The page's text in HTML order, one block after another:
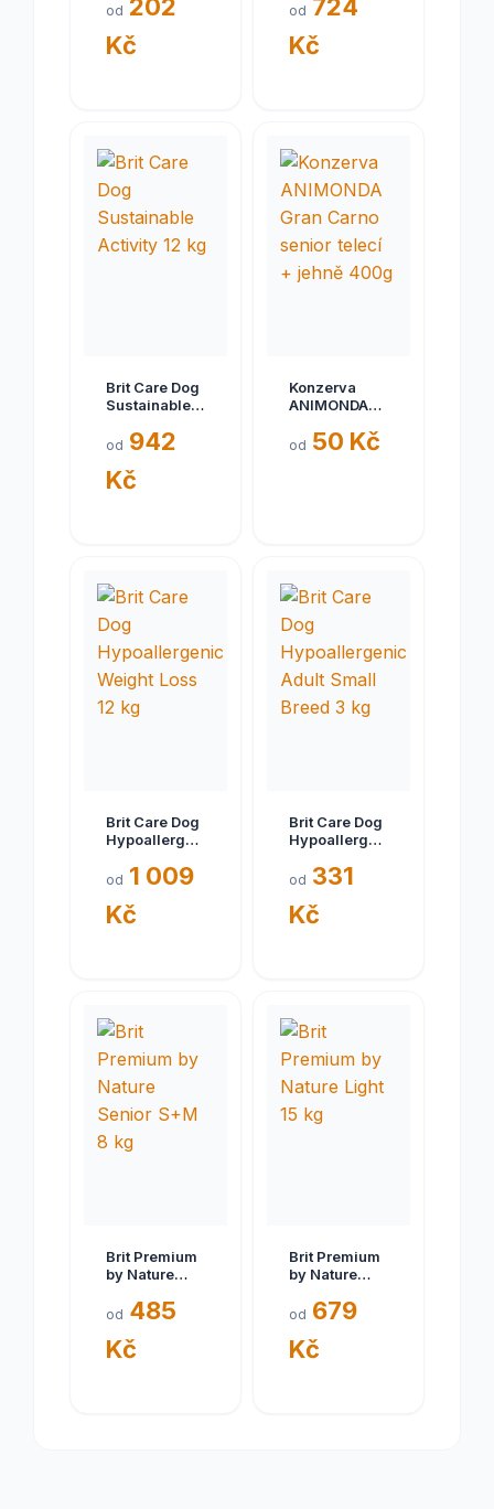
od 202
Kč
15 kg
od 724
Kč
Brit Care Dog
Sustainable
od 942
Kč
Konzerva
ANIMONDA
senior telecí
od 50 Kč
Brit Care Dog
Hypoallergenic
12 kg
od 1 009
Kč
Brit Care Dog
Hypoallergenic
Breed 3 kg
od 331
Kč
Brit Premium
by Nature
kg
od 485
Kč
Brit Premium
by Nature
od 679
Kč